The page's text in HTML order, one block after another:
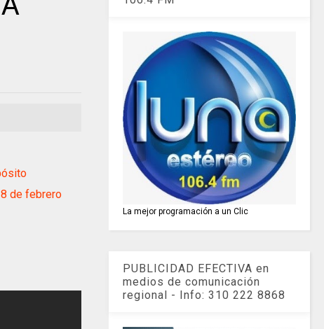
8 de febrero
La mejor programación a un Clic
PUBLICIDAD EFECTIVA en
medios de comunicación
regional - Info: 310 222 8868